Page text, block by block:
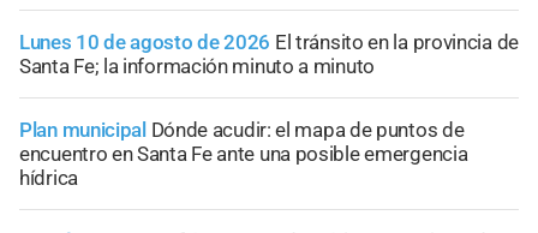
Lunes 10 de agosto de 2026 El tránsito en la provincia de
Santa Fe; la información minuto a minuto
Plan municipal Dónde acudir: el mapa de puntos de
encuentro en Santa Fe ante una posible emergencia
hídrica